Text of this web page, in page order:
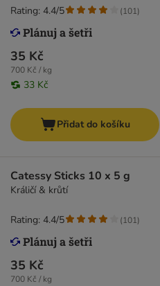
35 Kč
700 Kč / kg
33 Kč
Rating: 4.4/5 (101)
Přidat do košíku
Catessy Sticks 10 x 5 g
Králičí & krůtí
35 Kč
700 Kč / kg
Rating: 4.4/5 (101)